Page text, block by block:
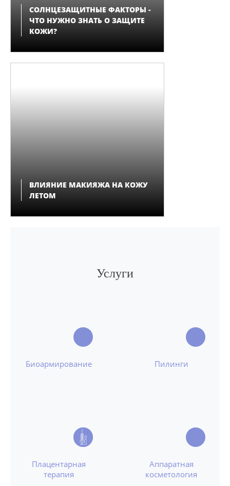
СОЛНЦЕЗАЩИТНЫЕ ФАКТОРЫ -
ЧТО НУЖНО ЗНАТЬ О ЗАЩИТЕ
КОЖИ?
ВЛИЯНИЕ МАКИЯЖА НА КОЖУ
ЛЕТОМ
Услуги
Биоармирование Пилинги
Плацентарная
терапия
Аппаратная
косметология